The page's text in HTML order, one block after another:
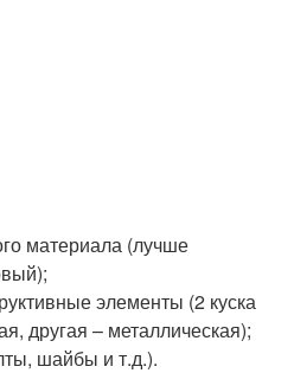
материала (лучше
элементы (2 куска
другая – металлическая);
шайбы и т.д.).